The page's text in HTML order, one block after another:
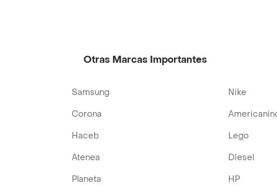
Otras Marcas Importantes
Samsung
Nike
Corona
Haceb
Lego
Atenea
Diesel
Planeta HP